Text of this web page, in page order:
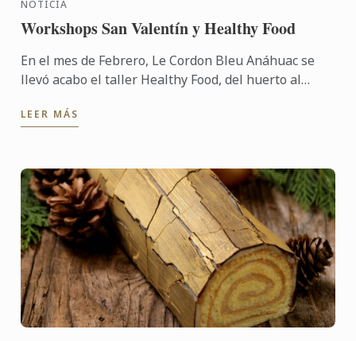
NOTICIA
Workshops San Valentín y Healthy Food
En el mes de Febrero, Le Cordon Bleu Anáhuac se
llevó acabo el taller Healthy Food, del huerto al
LEER MÁS